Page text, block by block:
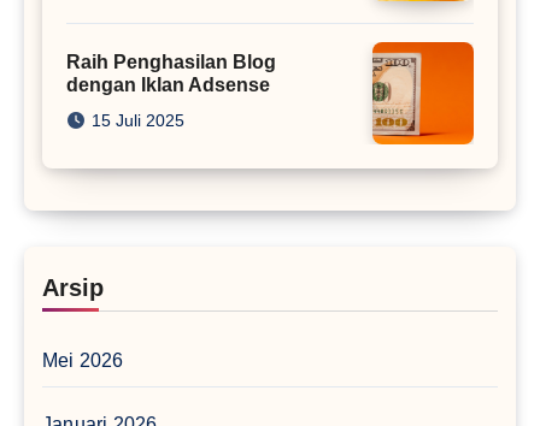
Raih Penghasilan Blog
dengan Iklan Adsense
15 Juli 2025
Arsip
Mei 2026